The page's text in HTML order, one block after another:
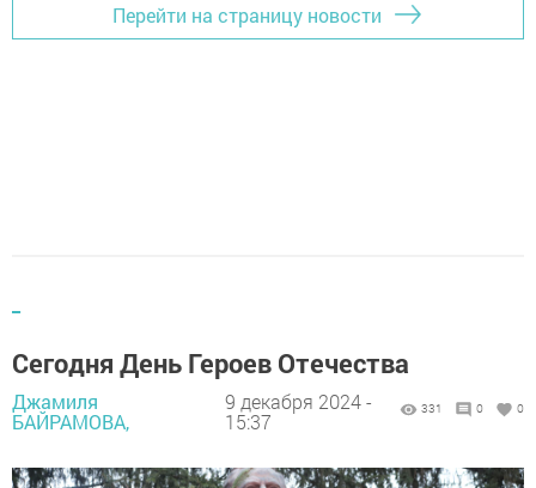
Перейти на страницу новости
Сегодня День Героев Отечества
Джамиля
БАЙРАМОВА,
9 декабря 2024 -
15:37
331 0 0